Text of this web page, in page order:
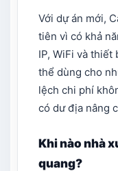
Với dự án mới,
tiên vì có khả
IP, WiFi và thiết
thể dùng cho
lệch chi phí
có dư địa nâng
Khi nào nhà
quang?